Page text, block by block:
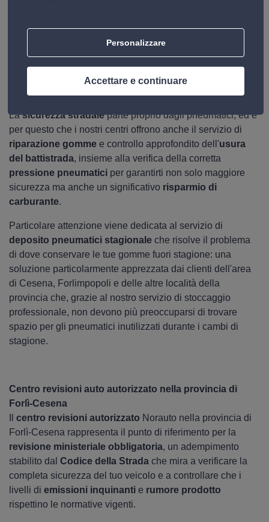
stagionali specifiche –
per affrontare in
sicurezza le temperature più rigide o
pneumatici 4 stagioniche garantiscono ottime
Lasicurezza stradaleparte proprio dagli pneumatici, ed è
per questo che i nostri centri offrono anche il servizio di
riparazione gomme e controllo approfondito dell'usura
del battistrada, insieme alla verifica della corretta
pressione pneumatici per garantirti non solo maggiore
sicurezza ma anche un significativo risparmio di
carburante.
Particolare attenzione viene dedicata al servizio di
deposito pneumatici stagionale che risolve il problema
di dove conservare le tue gomme fuori stagione: una
soluzione particolarmente apprezzata dai clienti dell'area
di Cesena, Forlimpopoli e delle altre località della
provincia che, grazie al nostro servizio di stoccaggio
professionale, non devono più preoccuparsi di trovare
spazio per gli pneumatici inutilizzati durante i cambi di
stagione.
Centro revisioni auto autorizzato nella provincia di
Forlì-Cesena
centro revisioni autorizzato Norauto nella provincia di
Forlì-Cesena rappresenta il punto di riferimento per la
revisione ministeriale obbligatoria, un adempimento
stabilito dal Codice della Strada che mira a verificare la
completa sicurezza del tuo veicolo e a controllare che i
livelli di emissioni inquinanti e rumore prodotto
rispettino le normative vigenti.
Personalizzare
Accettare e continuare